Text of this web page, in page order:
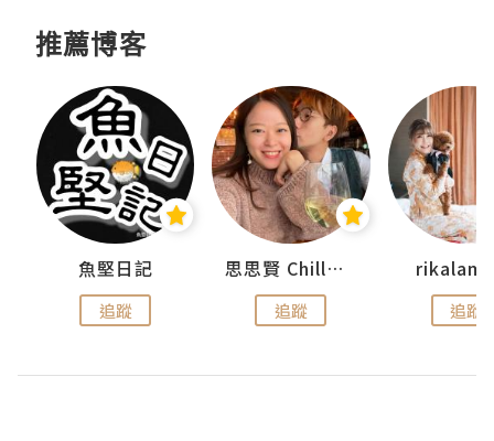
推薦博客
魚堅日記
追蹤
思思賢 ChillMyBabe
追蹤 追蹤